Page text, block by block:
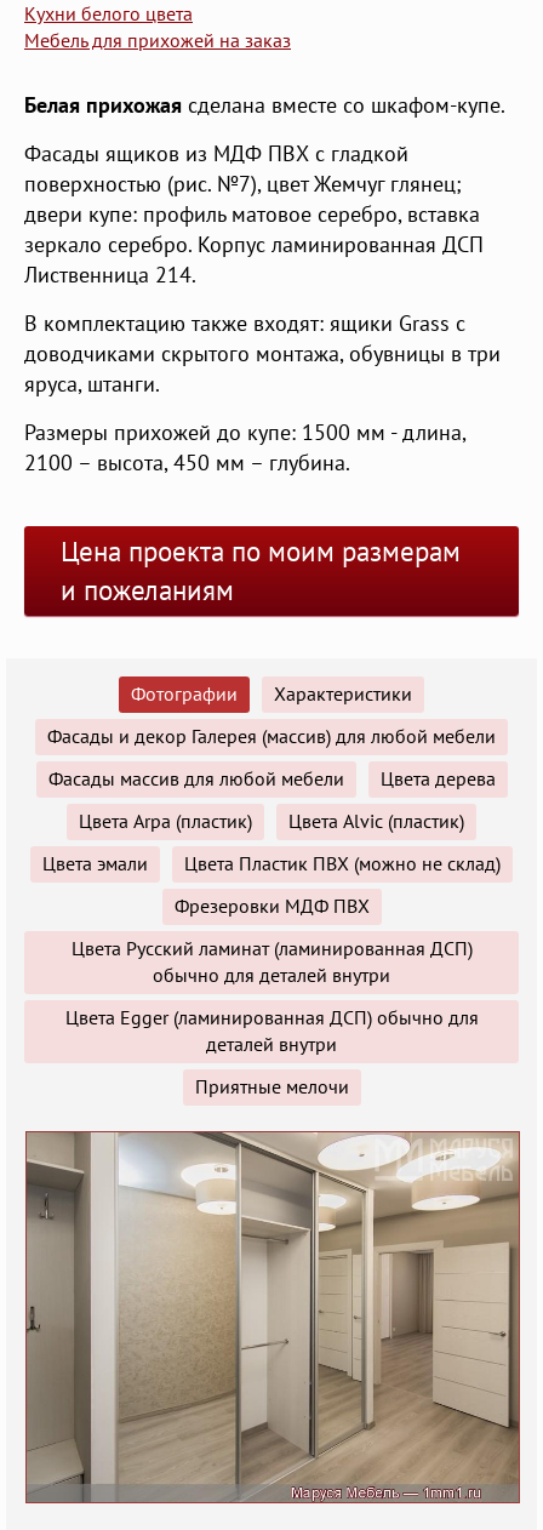
Кухни белого цвета
Мебель для прихожей на заказ
Белая прихожая сделана вместе со шкафом-купе.
Фасады ящиков из МДФ ПВХ с гладкой
поверхностью (рис. №7), цвет Жемчуг глянец;
двери купе: профиль матовое серебро, вставка
зеркало серебро. Корпус ламинированная ДСП
Лиственница 214.
В комплектацию также входят: ящики Grass с
доводчиками скрытого монтажа, обувницы в три
яруса, штанги.
Размеры прихожей до купе: 1500 мм - длина,
2100 – высота, 450 мм – глубина.
Цена проекта по моим размерам
и пожеланиям
Фотографии
Характеристики
Фасады и декор Галерея (массив) для любой мебели
Фасады массив для любой мебели
Цвета дерева
Цвета Arpa (пластик)
Цвета Alvic (пластик)
Цвета эмали
Цвета Пластик ПВХ (можно не склад)
Фрезеровки МДФ ПВХ
Цвета Русский ламинат (ламинированная ДСП)
обычно для деталей внутри
Цвета Egger (ламинированная ДСП) обычно для
деталей внутри
Приятные мелочи